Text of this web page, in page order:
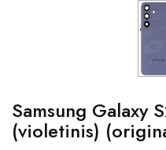
Samsung Galaxy
(violetinis)